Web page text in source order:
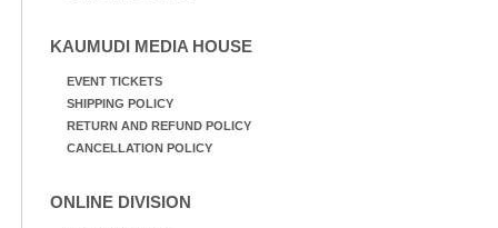
KAUMUDI MEDIA HOUSE
EVENT TICKETS
SHIPPING POLICY
RETURN AND REFUND POLICY
CANCELLATION POLICY
ONLINE DIVISION